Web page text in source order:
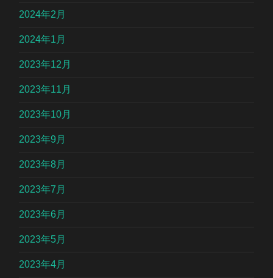
2024年2月
2024年1月
2023年12月
2023年11月
2023年10月
2023年9月
2023年8月
2023年7月
2023年6月
2023年5月
2023年4月